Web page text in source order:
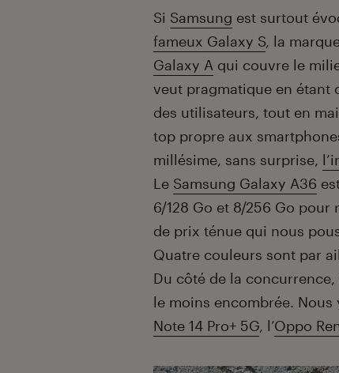
Si Samsung est surtout
fameux Galaxy S, la
Galaxy A qui couvre le
veut pragmatique en étant
des utilisateurs, tout en
top propre aux
millésime, sans surprise,
Le Samsung Galaxy A36
6/128 Go et 8/256 Go
de prix ténue qui nous
Quatre couleurs sont par
Du côté de la
le moins encombrée.
Note 14 Pro+ 5G, l’Oppo